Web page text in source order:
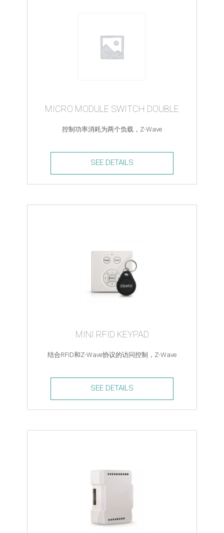
MICRO MODULE SWITCH DOUBLE
控制功率消耗为两个负载，Z-Wave
Micro
SEE DETAILS
MINI RFID KEYPAD
结合RFID和Z-Wave协议的访问控制，Z-Wave
Mini
SEE DETAILS